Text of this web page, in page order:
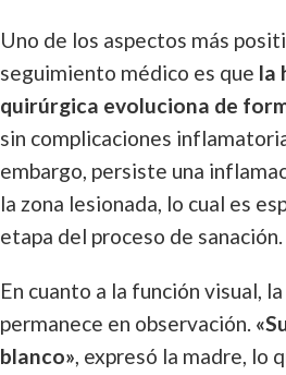
Uno de los aspectos más
seguimiento médico es que la
quirúrgica evoluciona de
sin complicaciones
embargo, persiste una
la zona lesionada, lo cual es
etapa del proceso de sanación.
En cuanto a la función visual,
permanece en observación.
blanco», expresó la madre, lo